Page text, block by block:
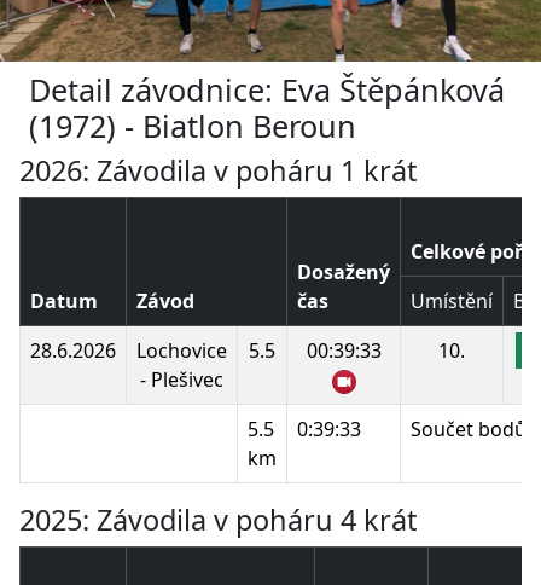
Detail závodnice: Eva Štěpánková
(1972) - Biatlon Beroun
2026: Závodila v poháru 1 krát
Datum Závod
Dosažený
čas
Celkové
Umístění
28.6.2026
Lochovice
- Plešivec
5.5 00:39:33 10.
5.5
km
0:39:33 Součet bodů:
2025: Závodila v poháru 4 krát